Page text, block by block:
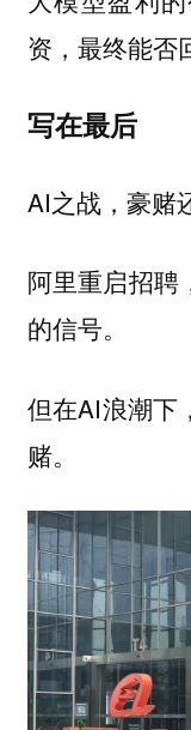
资，最终能否
写在最后
AI之战，豪赌
阿里重启招聘
的信号。
但在AI浪潮下
赌。